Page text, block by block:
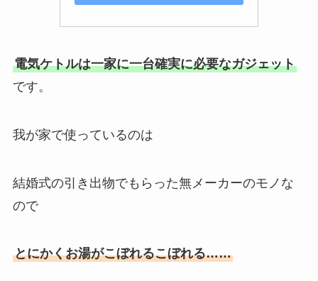
電気ケトルは一家に一台確実に必要なガジェット
です。
我が家で使っているのは
結婚式の引き出物でもらった無メーカーのモノな
ので
とにかくお湯がこぼれるこぼれる……